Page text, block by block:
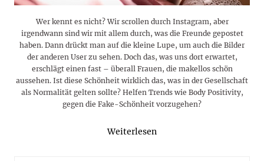
Wer kennt es nicht? Wir scrollen durch Instagram, aber
irgendwann sind wir mit allem durch, was die Freunde gepostet
haben. Dann drückt man auf die kleine Lupe, um auch die Bilder
der anderen User zu sehen. Doch das, was uns dort erwartet,
erschlägt einen fast – überall Frauen, die makellos schön
aussehen. Ist diese Schönheit wirklich das, was in der Gesellschaft
als Normalität gelten sollte? Helfen Trends wie Body Positivity,
gegen die Fake-Schönheit vorzugehen?
Weiterlesen